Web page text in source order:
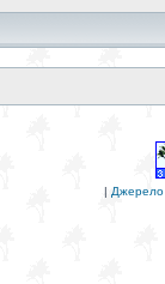
| Джерело